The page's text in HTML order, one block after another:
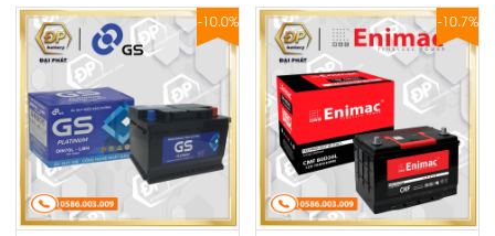
-10.0% -10.7%